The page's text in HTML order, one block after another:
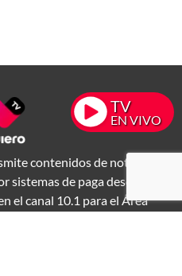
TV
EN VIVO
contenidos de noticias,
de paga desde 1994
el canal 10.1 para el Área